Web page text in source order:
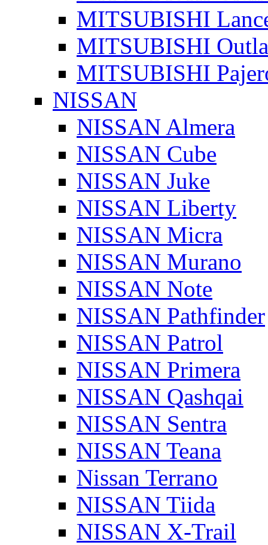
MITSUBISHI
MITSUBISHI
MITSUBISHI
NISSAN
NISSAN Almera
NISSAN Cube
NISSAN Juke
NISSAN Liberty
NISSAN Micra
NISSAN Murano
NISSAN Note
NISSAN Pathfinder
NISSAN Patrol
NISSAN Primera
NISSAN Qashqai
NISSAN Sentra
NISSAN Teana
Nissan Terrano
NISSAN Tiida
NISSAN X-Trail